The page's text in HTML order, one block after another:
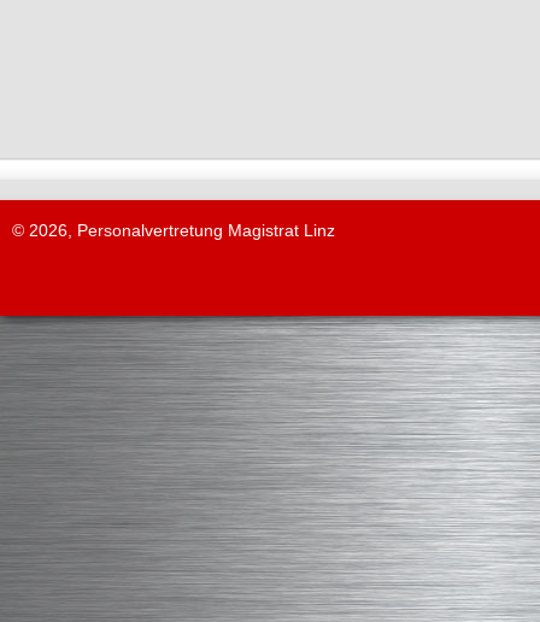
© 2026, Personalvertretung Magistrat Linz